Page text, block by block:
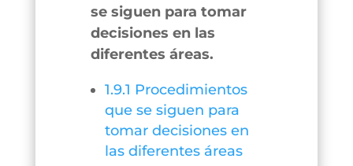
se siguen para tomar
decisiones en las
diferentes áreas.
1.9.1 Procedimientos
que se siguen para
tomar decisiones en
las diferentes áreas